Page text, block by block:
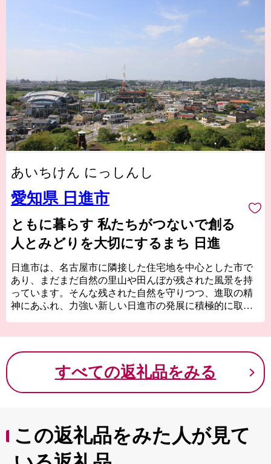
あいちけん にっしんし
愛知県 日進市
ともに暮らす 私たちがつないで創る
人とみどりを大切にするまち 日進
日進市は、名古屋市に隣接した住宅地を中心とした市で
あり、まだまだ自然の里山や田んぼが残された風景を持
っています。そんな残された自然を守りつつ、進取の精
神にあふれ、力強い新しい日進市の発展に積極的に取り
さと納税」のご協力をお待ちしております。
すべての返礼品をみる
この返礼品をみた人が見て